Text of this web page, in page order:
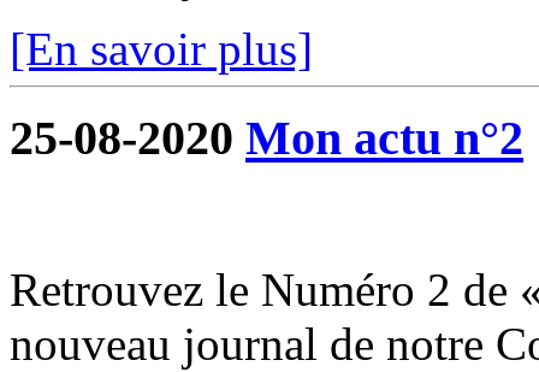
[En savoir plus]
25-08-2020 Mon actu n°2
Retrouvez le Numéro 2 de
nouveau journal de notre